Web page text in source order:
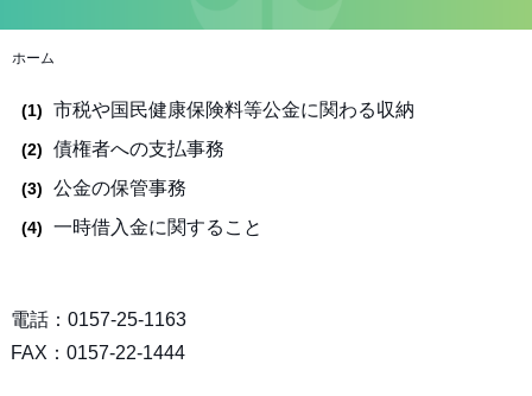
ホーム
市税や国民健康保険料等公金に関わる収納
債権者への支払事務
公金の保管事務
一時借入金に関すること
電話：0157-25-1163
FAX：0157-22-1444